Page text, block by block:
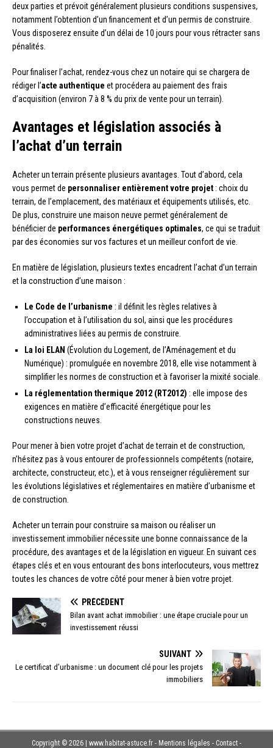
deux parties et prévoit généralement plusieurs conditions suspensives,
notamment l’obtention d’un financement et d’un permis de construire.
Vous disposerez ensuite d’un délai de 10 jours pour vous rétracter sans
pénalités.
Pour finaliser l’achat, rendez-vous chez un notaire qui se chargera de
rédiger l’acte authentique et procédera au paiement des frais
d’acquisition (environ 7 à 8 % du prix de vente pour un terrain).
Avantages et législation associés à
l’achat d’un terrain
Acheter un terrain présente plusieurs avantages. Tout d’abord, cela
vous permet de personnaliser entièrement votre projet : choix du
terrain, de l’emplacement, des matériaux et équipements utilisés, etc.
De plus, construire une maison neuve permet généralement de
bénéficier de performances énergétiques optimales, ce qui se traduit
par des économies sur vos factures et un meilleur confort de vie.
En matière de législation, plusieurs textes encadrent l’achat d’un terrain
et la construction d’une maison :
Le Code de l’urbanisme : il définit les règles relatives à
l’occupation et à l’utilisation du sol, ainsi que les procédures
administratives liées au permis de construire.
La loi ELAN (Évolution du Logement, de l’Aménagement et du
Numérique) : promulguée en novembre 2018, elle vise notamment à
simplifier les normes de construction et à favoriser la mixité sociale.
La réglementation thermique 2012 (RT2012) : elle impose des
exigences en matière d’efficacité énergétique pour les
constructions neuves.
Pour mener à bien votre projet d’achat de terrain et de construction,
n’hésitez pas à vous entourer de professionnels compétents (notaire,
architecte, constructeur, etc.), et à vous renseigner régulièrement sur
les évolutions législatives et réglementaires en matière d’urbanisme et
de construction.
Acheter un terrain pour construire sa maison ou réaliser un
investissement immobilier nécessite une bonne connaissance de la
procédure, des avantages et de la législation en vigueur. En suivant ces
étapes clés et en vous entourant des bons interlocuteurs, vous mettrez
toutes les chances de votre côté pour mener à bien votre projet.
PRÉCÉDENT
Bilan avant achat immobilier : une étape cruciale pour un
investissement réussi
SUIVANT
Le certificat d’urbanisme : un document clé pour les projets
immobiliers
Copyright © 2026 | www.habitat-astuce.fr - Mentions légales - Contact -